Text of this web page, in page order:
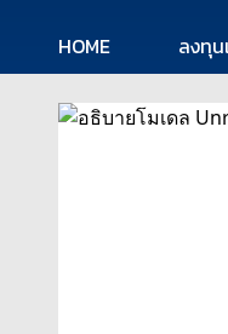
HOME ลงทุน